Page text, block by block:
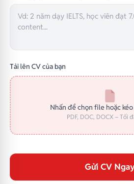
Tải lên CV của bạn
Nhấn để chọn file hoặc
PDF, DOC, DOCX – Tối
Gửi CV